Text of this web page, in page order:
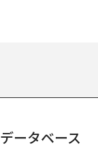
データベース